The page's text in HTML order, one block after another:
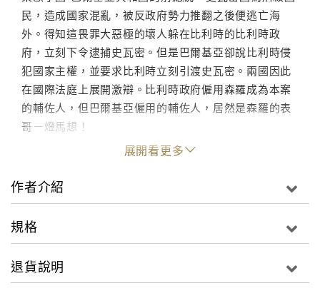
民，造成國家混亂，被反政府勢力推翻之後便逃亡海
外。得知這畏罪大惡極的壞人躲在比利時的比利時政
府，立刻下令逮捕史瓦密。但是巴爾基亞卻說比利時侵
犯國家主權，並要求比利時立刻引渡史瓦密。兩國因此
在國際法庭上展開激辯。比利時政府僱用森羅成為本案
的輔佐人，但巴爾基亞僱用的輔佐人，居然是森羅的表
哥－燈馬想！
展開看更多
作者介紹
規格
退貨說明